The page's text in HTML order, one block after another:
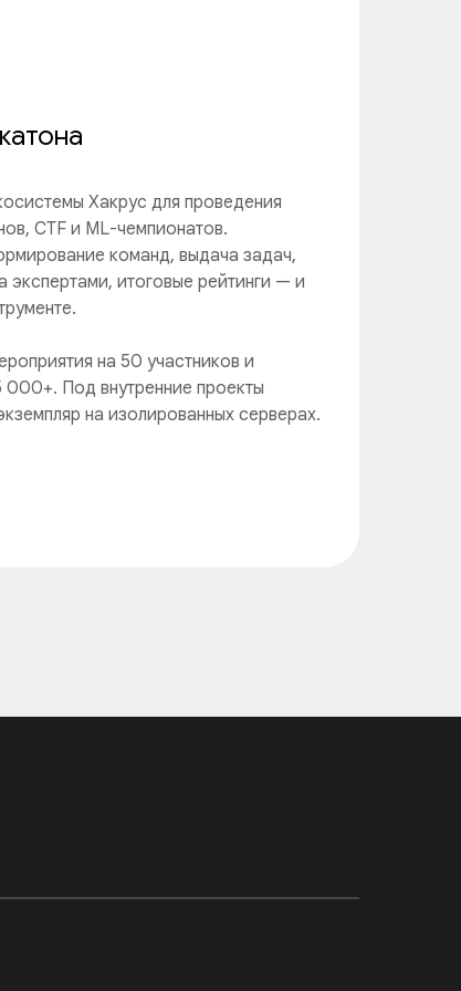
Хакрус для проведения
CTF и ML-чемпионатов.
команд, выдача задач,
итоговые рейтинги — и
на 50 участников и
Под внутренние проекты
на изолированных серверах.